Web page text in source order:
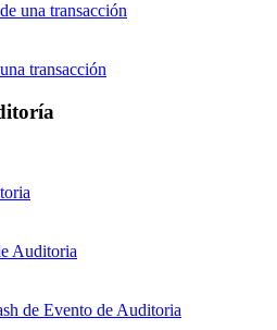
una transacción
transacción
Auditoria
de Evento de Auditoria